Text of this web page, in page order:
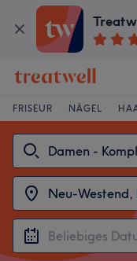
FRISEUR NÄGEL